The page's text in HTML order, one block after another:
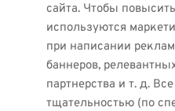
сайта. Чтобы
используются
при написании
баннеров,
партнерства и т. д.
тщательностью (по